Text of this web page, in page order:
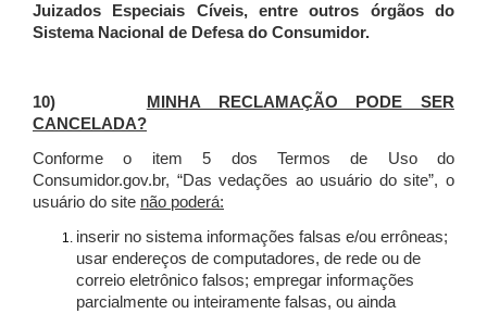
Juizados Especiais Cíveis, entre outros órgãos do
Sistema Nacional de Defesa do Consumidor.
10)
MINHA RECLAMAÇÃO PODE SER
CANCELADA?
Conforme o item 5 dos Termos de Uso do
Consumidor.gov.br, “Das vedações ao usuário do site”, o
usuário do site não poderá:
inserir no sistema informações falsas e/ou errôneas;
usar endereços de computadores, de rede ou de
correio eletrônico falsos; empregar informações
parcialmente ou inteiramente falsas, ou ainda